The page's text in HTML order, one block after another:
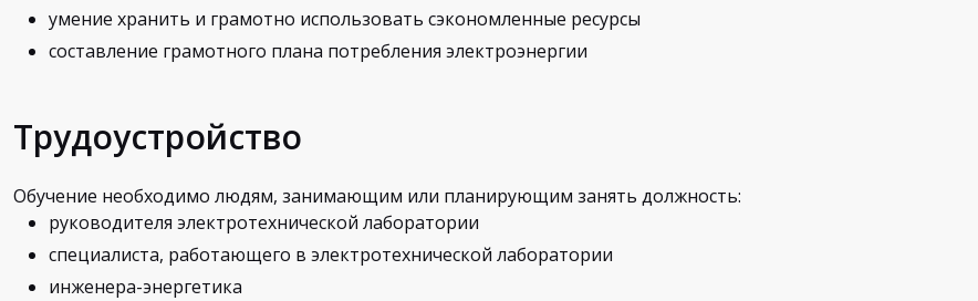
умение хранить и грамотно использовать сэкономленные ресурсы
составление грамотного плана потребления электроэнергии
Трудоустройство
Обучение необходимо людям, занимающим или планирующим занять должность:
руководителя электротехнической лаборатории
специалиста, работающего в электротехнической лаборатории
инженера-энергетика